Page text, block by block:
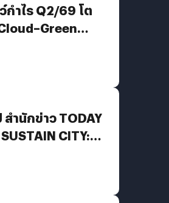
กำไร Q2/69 โต
ครื่อง New
ำนักข่าว TODAY
CITY:
วสู่เศรษฐกิจสี